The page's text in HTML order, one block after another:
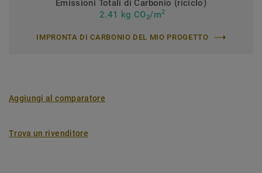
Emissioni Totali di Carbonio (riciclo)
2.41 kg CO2/m2
IMPRONTA DI CARBONIO DEL MIO PROGETTO
Aggiungi al comparatore
Trova un rivenditore